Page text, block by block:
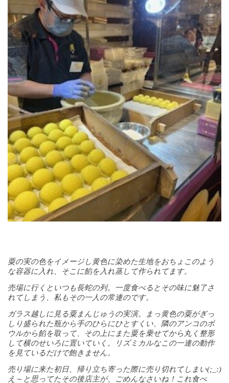
粟の実の色をイメージし黄色に染めた生地をおちょこのよう
な容器に入れ、そこに餡を入れ蒸して作られてます。
売場に行くといつも長蛇の列。一度食べるとその味に魅了さ
れてしまう、私もその一人の常連のです。
ガラス越しに見る粟まんじゅうの実演。まっ黄色の粟がぎっ
しり盛られた瓶から手のひらにひとすくい、隣のアンコのボ
ウルから餡を取って、その上にまた粟を乗せてから丸く整形
して横のせいろに置いていく。リズミカルなこの一連の動作
を見ているだけで飽きません。
売り場に来た初日、帰り立ち寄った際に売り切れてしまい(;_:)
え～と思ってたその後店主が、ごめんなさいね！これ食べ